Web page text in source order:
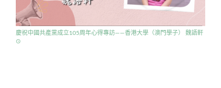
慶祝中國共產黨成立105周年心得專訪——香港大學（澳門學子） 魏語軒
access_time